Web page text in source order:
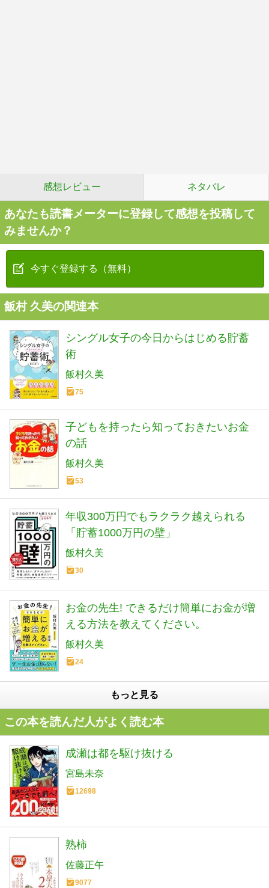
感想レビュー ネタバレ
あなたも読書メーターに登録して感想を投稿して
みませんか？
今すぐ登録する（無料）
飯村 久美の関連本
シングル女子の今日からはじめる貯蓄
術
飯村久美
75
子どもを持ったら知っておきたいお金
の話
飯村久美
53
年収300万円でもラクラク越えられる
「貯蓄1000万円の壁」
飯村久美
30
お金の先生! できるだけ簡単にお金が増
える方法を教えてください。
飯村久美
24
もっと見る
この本を読んだ人がよく読む本
成瀬は都を駆け抜ける
宮島未奈
12698
熟柿
佐藤正午
9077